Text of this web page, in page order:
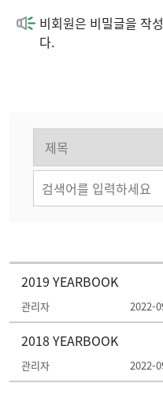
비회원은 비밀글을 작
다.
2019 YEARBOOK
관리자 2022-
2018 YEARBOOK
관리자 2022-